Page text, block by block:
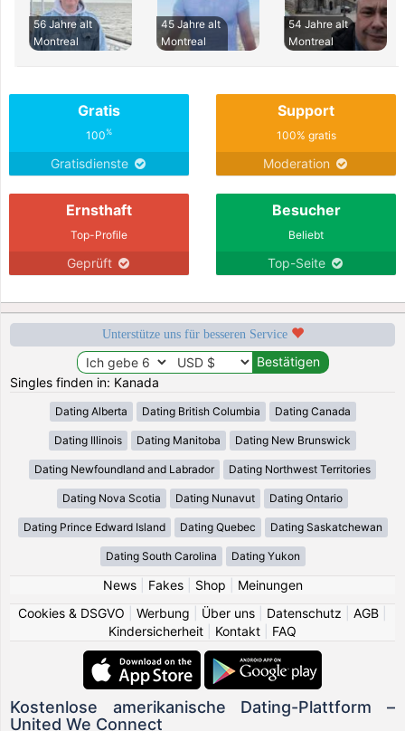
56 Jahre alt
Montreal
45 Jahre alt
Montreal
54 Jahre alt
Montreal
Gratis
100%
Gratisdienste
Support
100% gratis
Moderation
Ernsthaft
Top-Profile
Geprüft
Besucher
Beliebt
Top-Seite
Unterstütze uns für besseren Service
Singles finden in: Kanada
Dating Alberta Dating British Columbia Dating Canada
Dating Illinois Dating Manitoba Dating New Brunswick
Dating Newfoundland and Labrador Dating Northwest Territories
Dating Nova Scotia Dating Nunavut Dating Ontario
Dating Prince Edward Island Dating Quebec Dating Saskatchewan
Dating South Carolina Dating Yukon
News| Fakes| Shop
Meinungen
Cookies & DSGVO
Werbung Über uns Datenschutz AGB
Kindersicherheit
Kontakt FAQ
Kostenlose amerikanische Dating-Plattform –
United We Connect